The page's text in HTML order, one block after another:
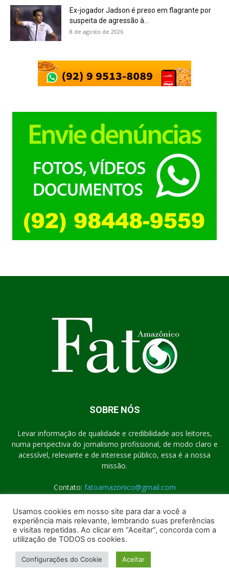
Ex-jogador Jadson é preso em flagrante por
suspeita de agressão à...
8 de agosto de 2026
SOBRE NÓS
Levar informação de qualidade e credibilidade aos leitores,
numa perspectiva do jornalismo profissional, de modo claro e
acessível, relevante e de interesse público, essa é a nossa
missão.
Contato: fatoamazonico@gmail.com
SIGA-NOS
Usamos cookies em nosso site para dar a você a
experiência mais relevante, lembrando suas preferências
e visitas repetidas. Ao clicar em “Aceitar”, concorda com a
utilização de TODOS os cookies.
Configurações do Cookie Aceitar